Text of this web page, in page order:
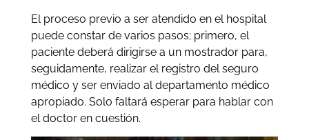
El proceso previo a ser atendido en el hospital
puede constar de varios pasos; primero, el
paciente deberá dirigirse a un mostrador para,
seguidamente, realizar el registro del seguro
médico y ser enviado al departamento médico
apropiado. Solo faltará esperar para hablar con
el doctor en cuestión.